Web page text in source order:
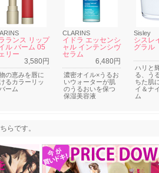
ランス リップ
ル バーム 05
リー
3,580円
の恵みを唇に
るカラーリッ
ーム
CLARINS
イドラ エッセンシ
ャル インテンシヴ
セラム
6,480円
濃密オイル×うるお
いウォーターが肌
のうるおいを保つ
保湿美容液
Sisley
シスレ
グラル
ハリと
る、う
ちた肌
イ＆ナ
ム
らです。